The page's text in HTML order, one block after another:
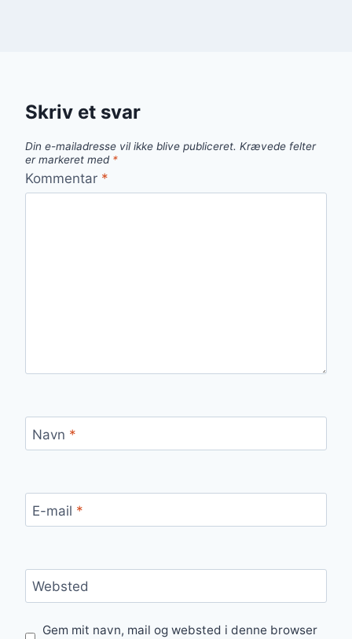
Skriv et svar
Din e-mailadresse vil ikke blive publiceret. Krævede felter
er markeret med *
Kommentar *
Navn *
E-mail *
Websted
Gem mit navn, mail og websted i denne browser